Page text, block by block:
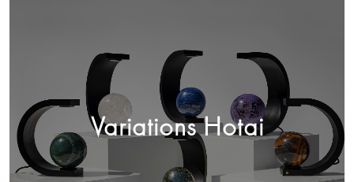
Variations Hotai